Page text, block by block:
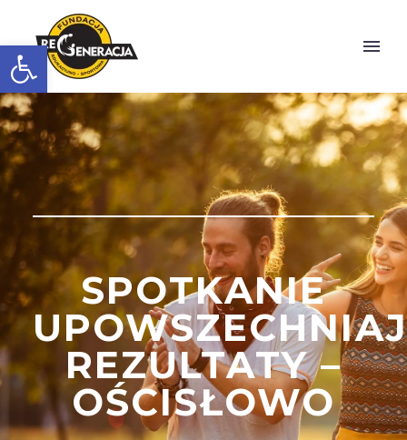
Otwórz pasek narzędzi
SPOTKANIE
REZULTATY –
OŚCISŁOWO